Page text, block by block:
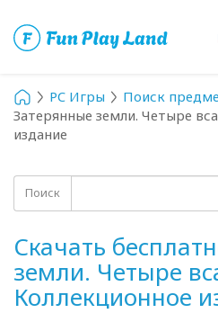
PC Игры
Поиск
Затерянные земли. Четыре
издание
Поиск
Скачать
земли. Четыре
Коллекционное